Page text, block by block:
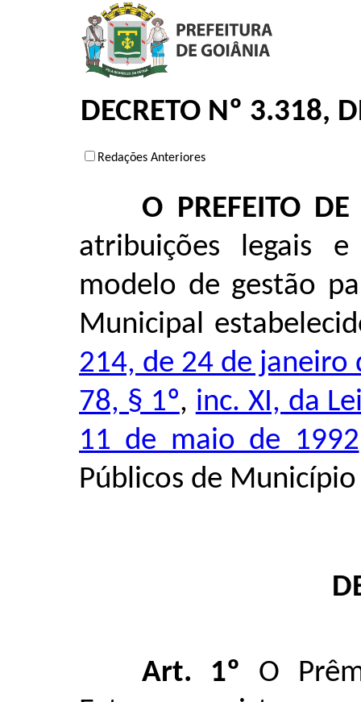
DECRETO Nº 3.318,
Redações Anteriores
O PREFEITO
atribuições legais
modelo de gestão
Municipal
214, de 24 de janeiro
78, § 1º, inc. XI, da
11 de maio de 1992
Públicos de
Art. 1º O